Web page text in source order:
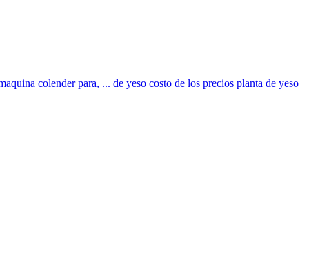
colender para, ... de yeso costo de los precios planta de yeso